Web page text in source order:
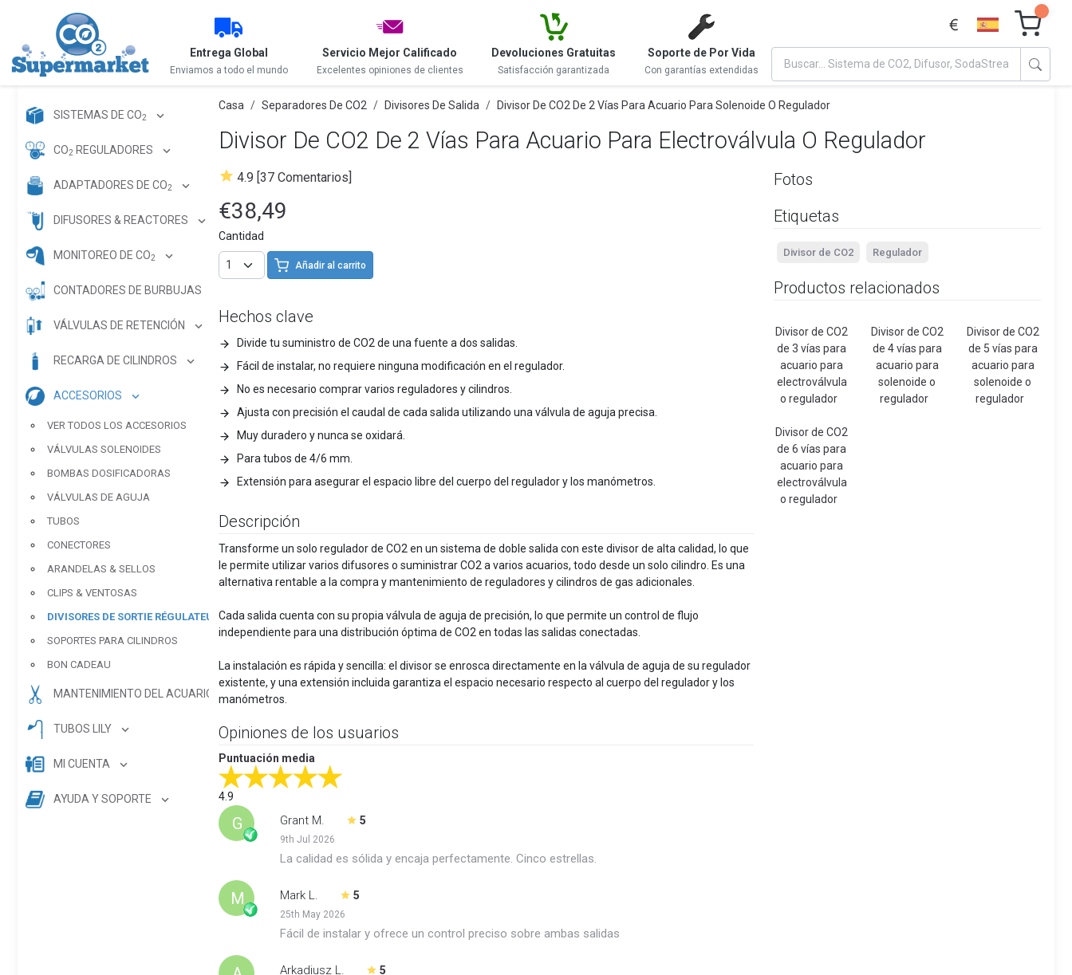
Entrega Global
Enviamos a todo el mundo
Servicio Mejor Calificado
Excelentes opiniones de clientes
Devoluciones Gratuitas
Satisfacción garantizada
Soporte de Por Vida
Con garantías extendidas
SISTEMAS DE CO2
CO2 REGULADORES
ADAPTADORES DE CO2
DIFUSORES & REACTORES
MONITOREO DE CO2
CONTADORES DE BURBUJAS
VÁLVULAS DE RETENCIÓN
RECARGA DE CILINDROS
ACCESORIOS
VER TODOS LOS ACCESORIOS
VÁLVULAS SOLENOIDES
BOMBAS DOSIFICADORAS
VÁLVULAS DE AGUJA
TUBOS
CONECTORES
ARANDELAS & SELLOS
CLIPS & VENTOSAS
DIVISORES DE SORTIE RÉGULATEUR
SOPORTES PARA CILINDROS
BON CADEAU
MANTENIMIENTO DEL ACUARIO
TUBOS LILY
MI CUENTA
AYUDA Y SOPORTE
Casa Separadores De CO2 Divisores De Salida Divisor De CO2 De 2 Vías Para Acuario Para Solenoide O Regulador
Divisor De CO2 De 2 Vías Para Acuario Para Electroválvula O Regulador
4.9 [37 Comentarios]
€38,49
Cantidad
Añadir al carrito
Hechos clave
Divide tu suministro de CO2 de una fuente a dos salidas.
Fácil de instalar, no requiere ninguna modificación en el regulador.
No es necesario comprar varios reguladores y cilindros.
Ajusta con precisión el caudal de cada salida utilizando una válvula de aguja precisa.
Muy duradero y nunca se oxidará.
Para tubos de 4/6 mm.
Extensión para asegurar el espacio libre del cuerpo del regulador y los manómetros.
Descripción
Transforme un solo regulador de CO2 en un sistema de doble salida con este divisor de alta calidad, lo que
le permite utilizar varios difusores o suministrar CO2 a varios acuarios, todo desde un solo cilindro. Es una
alternativa rentable a la compra y mantenimiento de reguladores y cilindros de gas adicionales.
Cada salida cuenta con su propia válvula de aguja de precisión, lo que permite un control de flujo
independiente para una distribución óptima de CO2 en todas las salidas conectadas.
La instalación es rápida y sencilla: el divisor se enrosca directamente en la válvula de aguja de su regulador
existente, y una extensión incluida garantiza el espacio necesario respecto al cuerpo del regulador y los
manómetros.
Opiniones de los usuarios
Puntuación media
4.9
G Grant M. 5
9th Jul 2026
La calidad es sólida y encaja perfectamente. Cinco estrellas.
M Mark L. 5
25th May 2026
Fácil de instalar y ofrece un control preciso sobre ambas salidas
Arkadiusz L. 5
Fotos
Etiquetas
Divisor de CO2 Regulador
Productos relacionados
Divisor de CO2
de 3 vías para
acuario para
electroválvula
o regulador
Divisor de CO2
de 4 vías para
acuario para
solenoide o
regulador
Divisor de CO2
de 5 vías para
acuario para
solenoide o
regulador
Divisor de CO2
de 6 vías para
acuario para
electroválvula
o regulador